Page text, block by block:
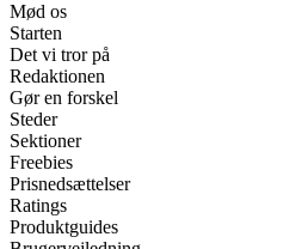
Mød os
Starten
Det vi tror på
Redaktionen
Gør en forskel
Steder
Sektioner
Freebies
Prisnedsættelser
Ratings
Produktguides